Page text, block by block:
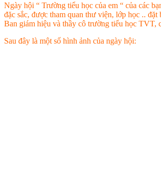
Ngày hội “ Trường tiểu học của em “ của các
đặc sắc, được tham quan thư viện, lớp học ..
Ban giám hiệu và thầy cô trường tiểu học TVT,
Sau đây là một số hình ảnh của ngày hội: